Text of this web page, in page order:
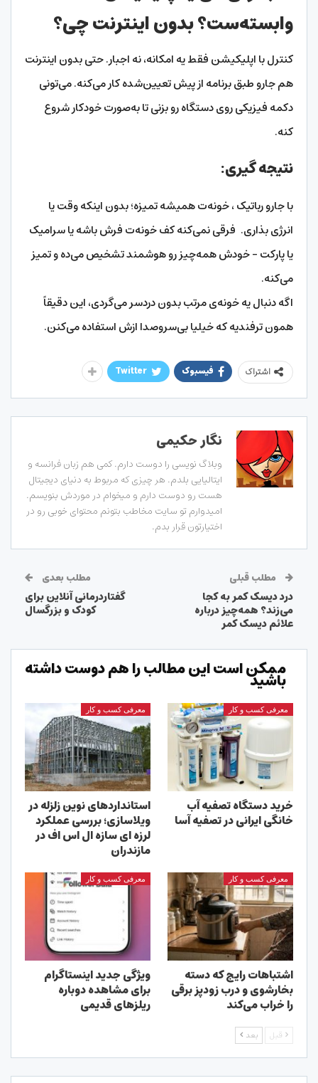
وابسته‌ست؟ بدون اینترنت چی؟
کنترل با اپلیکیشن فقط یه امکانه، نه اجبار. حتی بدون اینترنت
هم جارو طبق برنامه از پیش تعیین‌شده کار می‌کنه. می‌تونی
دکمه فیزیکی روی دستگاه رو بزنی تا به‌صورت خودکار شروع
کنه.
نتیجه گیری:
با جارو رباتیک ، خونه‌ت همیشه تمیزه؛ بدون اینکه وقت یا
انرژی بذاری. فرقی نمی‌کنه کف خونه‌ت فرش باشه یا سرامیک
یا پارکت – خودش همه‌چیز رو هوشمند تشخیص می‌ده و تمیز
می‌کنه.
اگه دنبال یه خونه‌ی مرتب بدون دردسر می‌گردی، این دقیقاً
همون ترفندیه که خیلیا بی‌سروصدا ازش استفاده می‌کنن.
اشتراک فیسبوک Twitter
نگار حکیمی
وبلاگ نویسی را دوست دارم. کمی هم زبان فرانسه و
ایتالیایی بلدم. هر چیزی که مربوط به دنیای دیجیتال
هست رو دوست دارم و میخوام در موردش بنویسم.
امیدوارم تو سایت مخاطب بتونم محتوای خوبی رو در
اختیارتون قرار بدم.
مطلب قبلی
درد دیسک کمر به کجا
می‌زند؟ همه‌چیز درباره
علائم دیسک کمر
مطلب بعدی
گفتاردرمانی آنلاین برای
کودک و بزرگسال
ممکن است این مطالب را هم دوست داشته
باشید
معرفی کسب و کار
خرید دستگاه تصفیه آب
خانگی ایرانی در تصفیه آسا
معرفی کسب و کار
استانداردهای نوین زلزله در
ویلاسازی؛ بررسی عملکرد
لرزه ای سازه ال اس اف در
مازندران
معرفی کسب و کار
اشتباهات رایج که دسته
بخارشوی و درب زودپز برقی
را خراب می‌کند
معرفی کسب و کار
ویژگی جدید اینستاگرام
برای مشاهده دوباره
ریلزهای قدیمی
قبل بعد